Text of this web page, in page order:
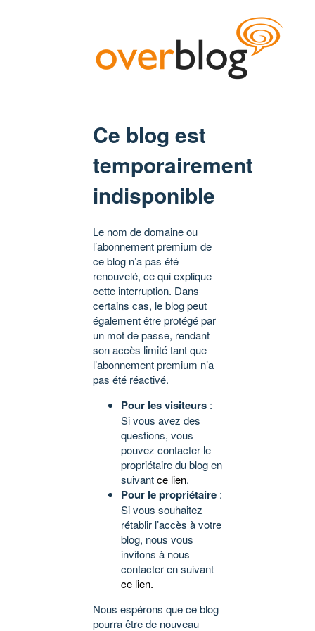
Ce blog est
temporairement
indisponible
Le nom de domaine ou
l’abonnement premium de
ce blog n’a pas été
renouvelé, ce qui explique
cette interruption. Dans
certains cas, le blog peut
également être protégé par
un mot de passe, rendant
son accès limité tant que
l’abonnement premium n’a
pas été réactivé.
Pour les visiteurs :
Si vous avez des
questions, vous
pouvez contacter le
propriétaire du blog en
suivantce lien.
Pour le propriétaire :
Si vous souhaitez
rétablir l’accès à votre
blog, nous vous
invitons à nous
contacter en suivant
ce lien.
Nous espérons que ce blog
pourra être de nouveau